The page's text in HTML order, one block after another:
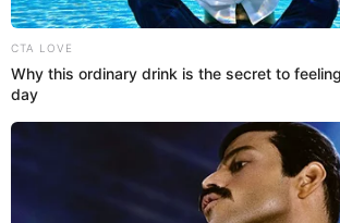
En Préndete, los conductores contaron detalles
con anécdota.